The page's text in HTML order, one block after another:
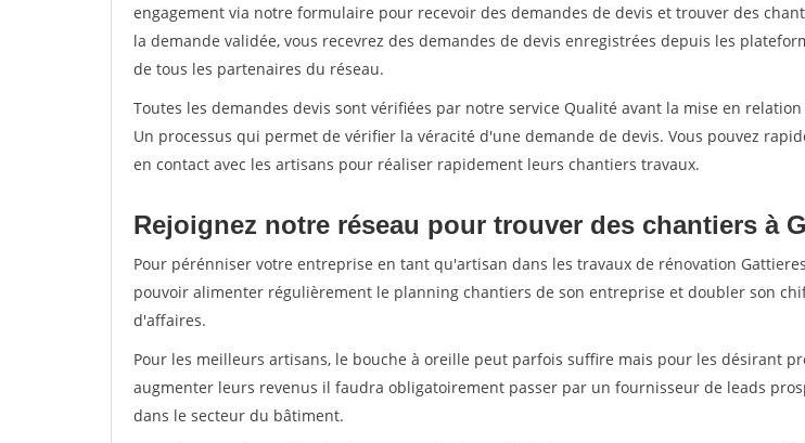
engagement via notre formulaire pour recevoir des demandes de devis et trouver des
la demande validée, vous recevrez des demandes de devis enregistrées depuis les
de tous les partenaires du réseau.
Toutes les demandes devis sont vérifiées par notre service Qualité avant la mise en relation
Un processus qui permet de vérifier la véracité d'une demande de devis. Vous pouvez
en contact avec les artisans pour réaliser rapidement leurs chantiers travaux.
Rejoignez notre réseau pour trouver des chantiers à
Pour pérénniser votre entreprise en tant qu'artisan dans les travaux de rénovation
pouvoir alimenter régulièrement le planning chantiers de son entreprise et doubler son
d'affaires.
Pour les meilleurs artisans, le bouche à oreille peut parfois suffire mais pour les désirant
augmenter leurs revenus il faudra obligatoirement passer par un fournisseur de leads
dans le secteur du bâtiment.